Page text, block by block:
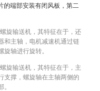
的端部安装有闭风板，第二
旋输送机，其特征在于，还
和主轴，电机减速机通过链
轴进行旋转。
旋输送机，其特征在于，主
支撑，螺旋轴在主轴两侧的